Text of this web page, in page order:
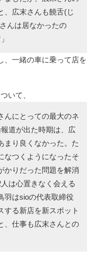
、広末さんも饒舌(じ
んは居なかったの
、一緒の車に乗って店を
いて、
んにとっての最大のネ
道が出た時期は、広
まり良くなかった。た
なつくようになったそ
かりだった問題を解消
は心置きなく会える
羽はsioの代表取締役
する新店を新スポット
、仕事も広末さんとの